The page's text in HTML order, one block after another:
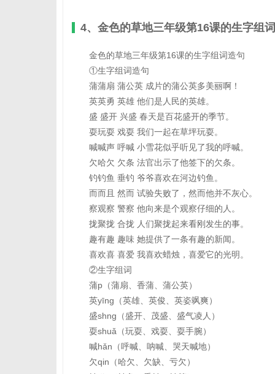
4、金色的草地三年级第16课的生字组
金色的草地三年级第16课的生字组词造句
①生字组词造句
蒲蒲扇 蒲公英 成片的蒲公英多美丽啊！
英英勇 英雄 他们是人民的英雄。
盛 盛开 兴盛 春天是百花盛开的季节。
耍玩耍 戏耍 我们一起在草坪玩耍。
喊喊声 呼喊 小雪花似乎听见了我的呼喊。
欠哈欠 欠条 法官出示了他签下的欠条。
钓钓鱼 垂钓 爷爷喜欢在河边钓鱼。
而而且 然而 试验失败了，然而他并不灰心。
察观察 警察 他向来是个观察仔细的人。
拢聚拢 合拢 人们聚拢起来看刚发生的事。
趣有趣 趣味 她提供了一条有趣的新闻。
喜欢喜 喜爱 我喜欢蜡烛，喜爱它的光明。
②生字组词
蒲p（蒲扇、香蒲、蒲公英）
英yīng（英雄、英俊、英姿飒爽）
盛shng（盛开、茂盛、盛气凌人）
耍shuǎ（玩耍、戏耍、耍手腕）
喊hǎn（呼喊、呐喊、哭天喊地）
欠qin（哈欠、欠缺、亏欠）